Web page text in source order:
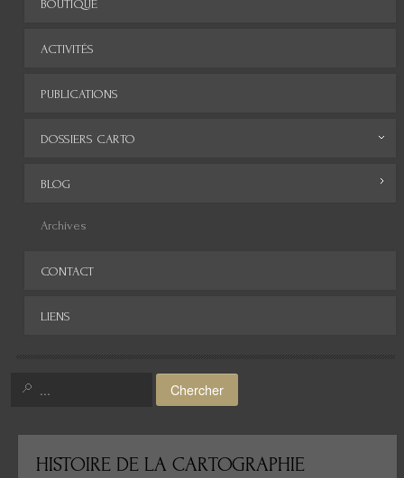
BOUTIQUE
ACTIVITÉS
PUBLICATIONS
DOSSIERS CARTO
Monde
Amérique
Histoire de la cartographie
BLOG
Archives
CONTACT
LIENS
Chercher
HISTOIRE DE LA CARTOGRAPHIE